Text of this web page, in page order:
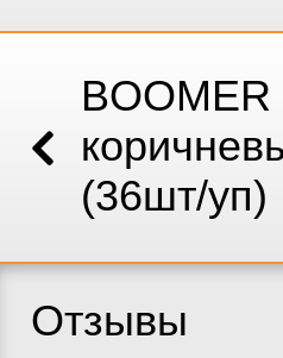
(36шт/уп)
Отзывы